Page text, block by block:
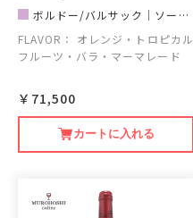
ボルドー/バルサック｜ソーテ
FLAVOR：
オレンジ・トロピカル
フルーツ・バラ・マーマレード
￥71,500
カートに入れる